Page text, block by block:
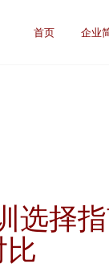
首页 企业
选择